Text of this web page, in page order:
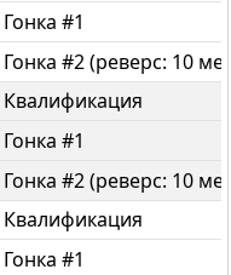
Гонка #1
Гонка #2 (реверс: 10
Квалификация
Гонка #1
Гонка #2 (реверс: 10
Квалификация
Гонка #1